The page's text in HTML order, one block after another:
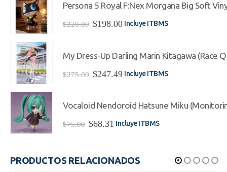
Persona 5 Royal F:Nex Morgana Big Soft
$220.00 El
era:
$220.00.
$198.00El
es:
$198.00.
Incluye ITBMS
My Dress-Up Darling Marin Kitagawa (Race
$275.00 El
era:
$247.49El
es:
Incluye ITBMS
Vocaloid Nendoroid Hatsune Miku
$75.00 El
$75.00.
$68.31 El
$68.31.
Incluye ITBMS
PRODUCTOS RELACIONADOS